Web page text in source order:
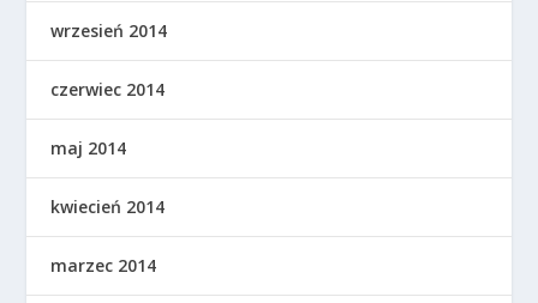
wrzesień 2014
czerwiec 2014
maj 2014
kwiecień 2014
marzec 2014